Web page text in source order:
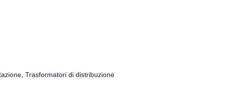
Trasformatori di distribuzione